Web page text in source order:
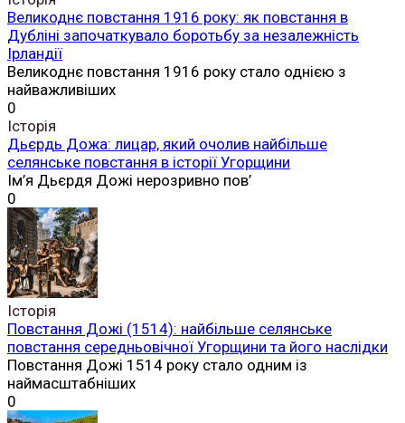
Великоднє повстання 1916 року: як повстання в
Дубліні започаткувало боротьбу за незалежність
Ірландії
Великоднє повстання 1916 року стало однією з
найважливіших
0
Історія
Дьєрдь Дожа: лицар, який очолив найбільше
селянське повстання в історії Угорщини
Ім’я Дьєрдя Дожі нерозривно пов’
0
Історія
Повстання Дожі (1514): найбільше селянське
повстання середньовічної Угорщини та його наслідки
Повстання Дожі 1514 року стало одним із
наймасштабніших
0